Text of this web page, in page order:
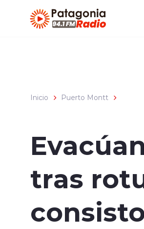
Inicio Puerto Montt
tras